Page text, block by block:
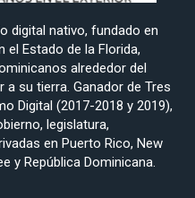
digital nativo, fundado en
el Estado de la Florida,
alrededor del
su tierra. Ganador de Tres
Digital (2017-2018 y 2019),
legislatura,
en Puerto Rico, New
y República Dominicana.